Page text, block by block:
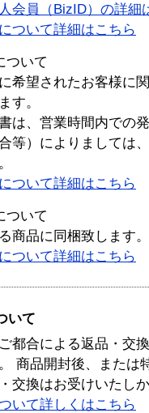
会員（BizID）の詳細
ついて詳細はこちら
ついて
希望されたお客様に
す。
は、営業時間内での
等）によりましては
ついて詳細はこちら
ついて
商品に同梱致します。
ついて詳細はこちら
いて
都合による返品・交
商品開封後、または
交換はお受けいたし
いて詳しくはこちら